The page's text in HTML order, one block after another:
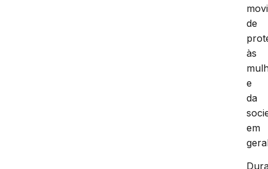
de
às
e
da
em